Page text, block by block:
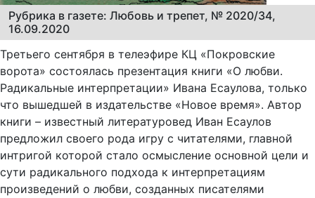
Рубрика в газете: Любовь и трепет, № 2020/34,
16.09.2020
Третьего сентября в телеэфире КЦ «Покровские
ворота» состоялась презентация книги «О любви.
Радикальные интерпретации» Ивана Есаулова, только
что вышедшей в издательстве «Новое время». Автор
книги – известный литературовед Иван Есаулов
предложил своего рода игру с читателями, главной
интригой которой стало осмысление основной цели и
сути радикального подхода к интерпретациям
произведений о любви, созданных писателями